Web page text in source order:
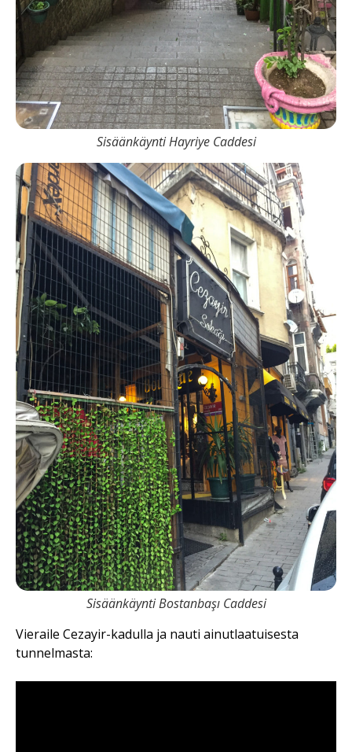
Sisäänkäynti Hayriye Caddesi
Sisäänkäynti Bostanbaşı Caddesi
Vieraile Cezayir-kadulla ja nauti ainutlaatuisesta
tunnelmasta: